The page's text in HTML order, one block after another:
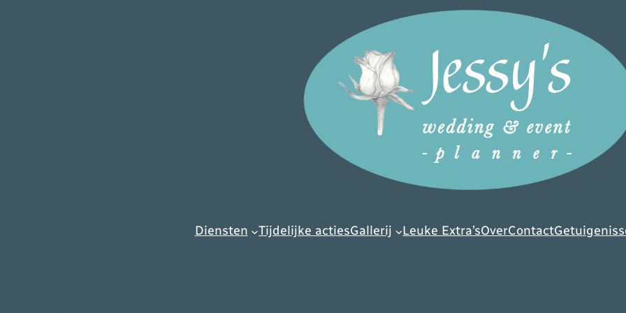
Diensten Tijdelijke actiesGallerij Leuke Extra’sOverContact